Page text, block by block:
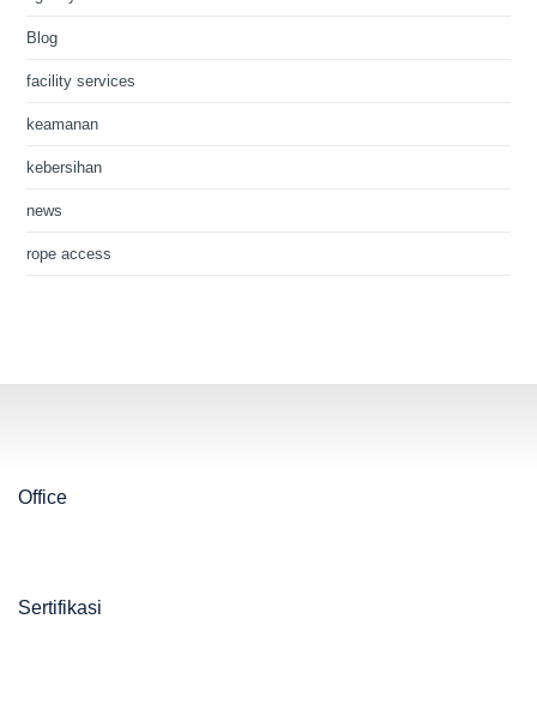
Blog
facility services
keamanan
kebersihan
news
rope access
Office
Sertifikasi